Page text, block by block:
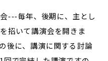
---毎年、後期に、主とし
招いて講演会を開きま
後に、講演に関する討論